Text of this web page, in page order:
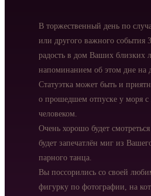
В торжественный день по
или другого важного события
радость в дом Ваших близких
напоминанием об этом дне на
Статуэтка может быть и
о прошедшем отпуске у моря
человеком.
Очень хорошо будет
будет запечатлён миг из
парного танца.
Вы поссорились со своей
фигурку по фотографии, на